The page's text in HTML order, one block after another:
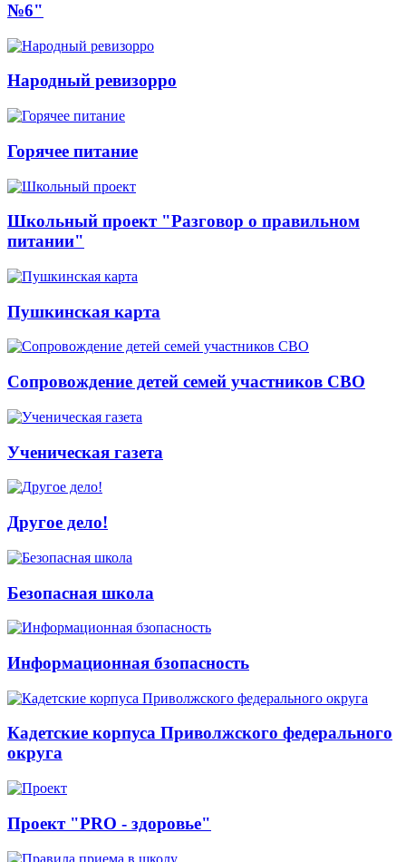
№6"
Народный ревизорро
Горячее питание
Школьный проект "Разговор о правильном
питании"
Пушкинская карта
Сопровождение детей семей участников СВО
Ученическая газета
Другое дело!
Безопасная школа
Информационная бзопасность
Кадетские корпуса Приволжского федерального
округа
Проект "PRO - здоровье"